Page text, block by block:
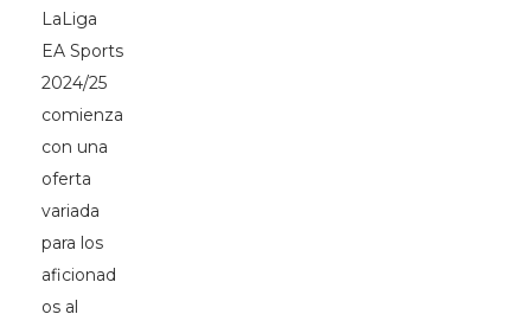
LaLiga
EA Sports
2024/25
comienza
con una
oferta
variada
para los
aficionad
os al